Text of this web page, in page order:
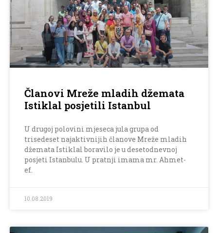
Članovi Mreže mladih džemata
Istiklal posjetili Istanbul
U drugoj polovini mjeseca jula grupa od
trisedeset najaktivnijih članove Mreže mladih
džemata Istiklal boravilo je u desetodnevnoj
posjeti Istanbulu. U pratnji imama mr. Ahmet-
ef.
10.08.2019